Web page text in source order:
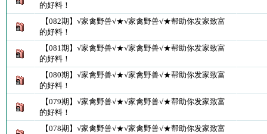
的好料！
【082期】√家禽野兽√★√家禽野兽√★帮助你发家致富
的好料！
【081期】√家禽野兽√★√家禽野兽√★帮助你发家致富
的好料！
【080期】√家禽野兽√★√家禽野兽√★帮助你发家致富
的好料！
【079期】√家禽野兽√★√家禽野兽√★帮助你发家致富
的好料！
【078期】√家禽野兽√★√家禽野兽√★帮助你发家致富